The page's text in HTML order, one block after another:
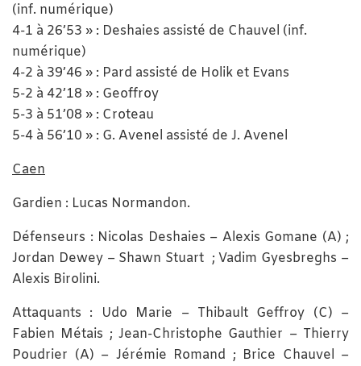
(inf. numérique)
4-1 à 26’53 » : Deshaies assisté de Chauvel (inf.
numérique)
4-2 à 39’46 » : Pard assisté de Holik et Evans
5-2 à 42’18 » : Geoffroy
5-3 à 51’08 » : Croteau
5-4 à 56’10 » : G. Avenel assisté de J. Avenel
Caen
Gardien : Lucas Normandon.
Défenseurs : Nicolas Deshaies – Alexis Gomane (A) ;
Jordan Dewey – Shawn Stuart ; Vadim Gyesbreghs –
Alexis Birolini.
Attaquants : Udo Marie – Thibault Geffroy (C) –
Fabien Métais ; Jean-Christophe Gauthier – Thierry
Poudrier (A) – Jérémie Romand ; Brice Chauvel –